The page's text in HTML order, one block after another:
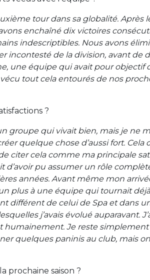
tour dans sa globalité. Après
enchaîné dix victoires
indescriptibles. Nous avons
incontesté de la division, avant de
une équipe qui avait pour objectif
tout cela entourés de nos
?
groupe qui vivait bien, mais je ne
quelque chose d’aussi fort.
citer cela comme ma principale
d’avoir pu assumer un rôle
années. Avant même mon
plus à une équipe qui tournait
différent de celui de Spa et dans
j’avais évolué auparavant.
humainement. Je reste
quelques paninis au club, mais
prochaine saison ?